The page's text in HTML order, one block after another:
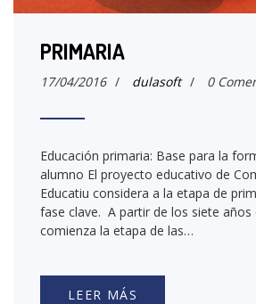
PRIMARIA
17/04/2016 / dulasoft / 0
Educación primaria: Base para la
alumno El proyecto educativo de
Educatiu considera a la etapa de
fase clave. A partir de los siete años
comienza la etapa de las…
LEER MÁS